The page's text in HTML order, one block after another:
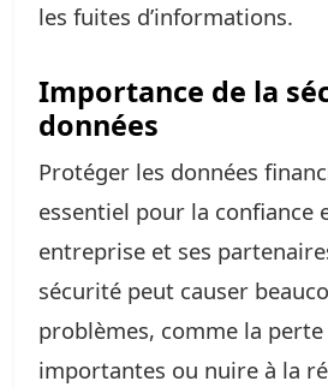
les fuites d’informations.
Importance de la
données
Protéger les données
essentiel pour la confiance
entreprise et ses
sécurité peut causer
problèmes, comme la perte
importantes ou nuire à la